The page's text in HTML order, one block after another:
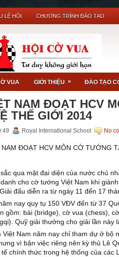
LỆ HỘI CHƯƠNG TRÌNH ĐÀO TẠO
chơi trí
VUA GIỚI THIỆU » ĐÀO TẠO
NAM ĐOẠT HCV
THẾ GIỚI 2014
Royal International School No
NAM ĐOẠT HCV MÔN CỜ TƯỚNG
qua mặt đại diện của nước chủ
cho cờ tướng Việt Nam khi
đấu diễn ra từ ngày 11 đến 17
nay quy tụ 150 VĐV đến từ 37
gồm: bài (bridge), cờ vua (chess),
Quỹ giải thưởng cho giải lần này
Việt Nam năm nay chỉ tham dự ở bộ
vì bận việc riêng nên kỳ thủ Lê
tế chính thức trong hệ thống của các